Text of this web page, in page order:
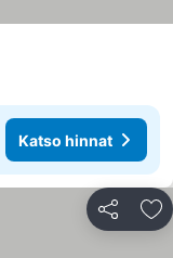
Katso hinnat
Jaa